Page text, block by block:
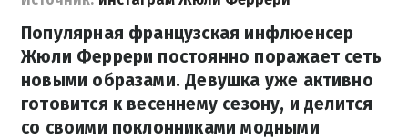
Популярная французская инфлюенсер
Жюли Феррери постоянно поражает сеть
новыми образами. Девушка уже активно
готовится к весеннему сезону, и делится
со своими поклонниками модными